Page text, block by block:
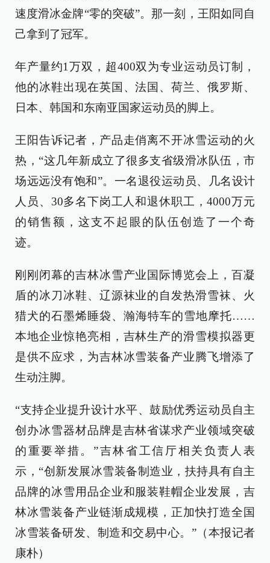
速度滑冰金牌“零的突破”。那一刻，王阳如同自
己拿到了冠军。
年产量约1万双，超400双为专业运动员订制，
他的冰鞋出现在英国、法国、荷兰、俄罗斯、
日本、韩国和东南亚国家运动员的脚上。
王阳告诉记者，产品走俏离不开冰雪运动的火
热，“这几年新成立了很多支省级滑冰队伍，市
场远远没有饱和”。一名退役运动员、几名设计
人员、30多名下岗工人和退休职工，4000万元
的销售额，这支不起眼的队伍创造了一个奇
迹。
刚刚闭幕的吉林冰雪产业国际博览会上，百凝
盾的冰刀冰鞋、辽源袜业的自发热滑雪袜、火
猎犬的石墨烯睡袋、瀚海特车的雪地摩托……
本地企业惊艳亮相，吉林生产的滑雪模拟器更
是供不应求，为吉林冰雪装备产业腾飞增添了
生动注脚。
“支持企业提升设计水平、鼓励优秀运动员自主
创办冰雪器材品牌是吉林省谋求产业领域突破
的重要举措。”吉林省工信厅相关负责人表
示，“创新发展冰雪装备制造业，扶持具有自主
品牌的冰雪用品企业和服装鞋帽企业发展，吉
林冰雪装备产业链渐成规模，正加快打造全国
冰雪装备研发、制造和交易中心。”（本报记者
康朴）